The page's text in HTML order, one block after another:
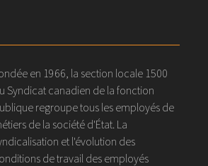
en 1966, la section locale 1500
Syndicat canadien de la fonction
regroupe tous les employés de
de la société d'État. La
et l'évolution des
de travail des employés